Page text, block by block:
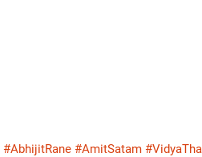
#AbhijitRane #AmitSatam